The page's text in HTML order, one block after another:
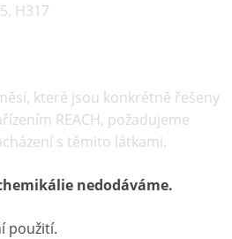
H317
které jsou konkrétně řešeny
REACH, požadujeme
s těmito látkami.
nedodáváme.
použití.